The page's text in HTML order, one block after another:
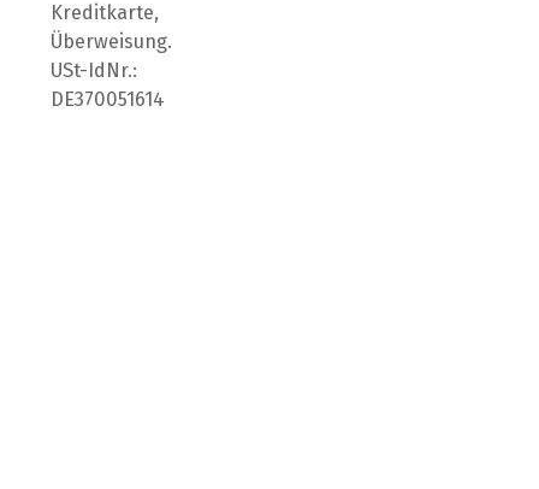
Kreditkarte,
Überweisung.
USt-IdNr.:
DE370051614